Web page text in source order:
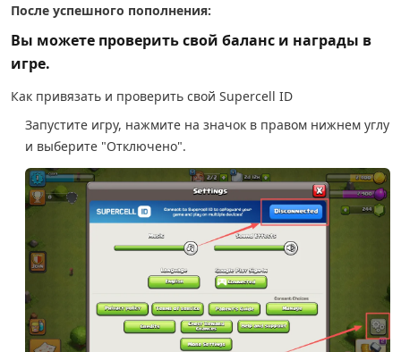
После успешного пополнения:
Вы можете проверить свой баланс и награды в
игре.
Как привязать и проверить свой Supercell ID
Запустите игру, нажмите на значок в правом нижнем углу
и выберите "Отключено".